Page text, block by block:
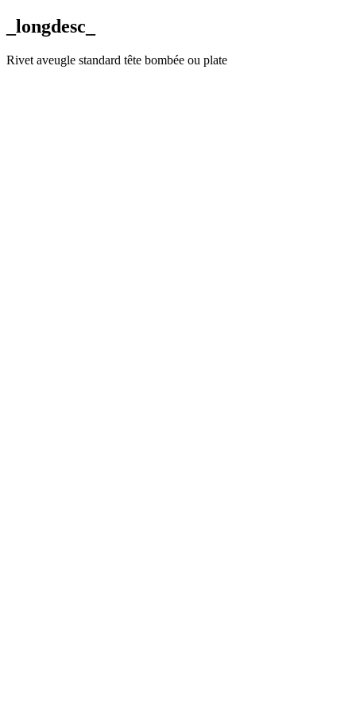
_longdesc_
Rivet aveugle standard tête bombée ou plate